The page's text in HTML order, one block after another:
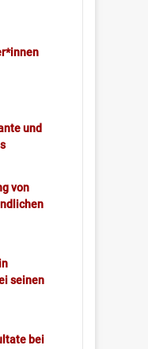
und
von
seinen
bei